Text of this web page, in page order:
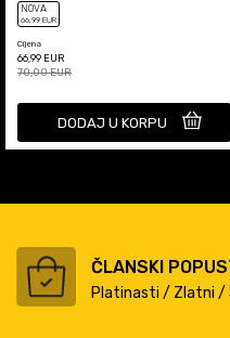
NOVA
66,99 EUR
Cijena
66,99 EUR
70,00EUR
DODAJ U KORPU
ČLANSKI
Platinasti / Zlatni /